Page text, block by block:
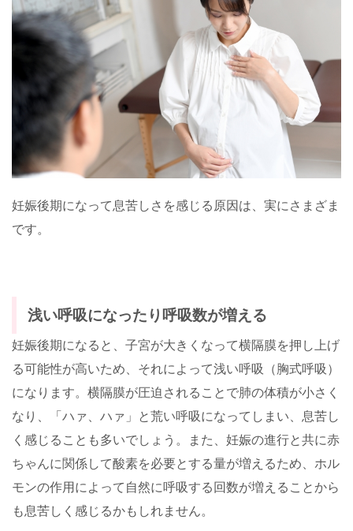
妊娠後期になって息苦しさを感じる原因は、実にさまざま
です。
浅い呼吸になったり呼吸数が増える
妊娠後期になると、子宮が大きくなって横隔膜を押し上げ
る可能性が高いため、それによって浅い呼吸（胸式呼吸）
になります。横隔膜が圧迫されることで肺の体積が小さく
なり、「ハァ、ハァ」と荒い呼吸になってしまい、息苦し
く感じることも多いでしょう。また、妊娠の進行と共に赤
ちゃんに関係して酸素を必要とする量が増えるため、ホル
モンの作用によって自然に呼吸する回数が増えることから
も息苦しく感じるかもしれません。